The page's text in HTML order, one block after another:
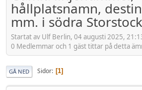
hållplatsnamn,
mm. i södra
Startat av Ulf Berlin, 04 augusti 2025,
0 Medlemmar och 1 gäst tittar på detta
GÅ NED Sidor 1